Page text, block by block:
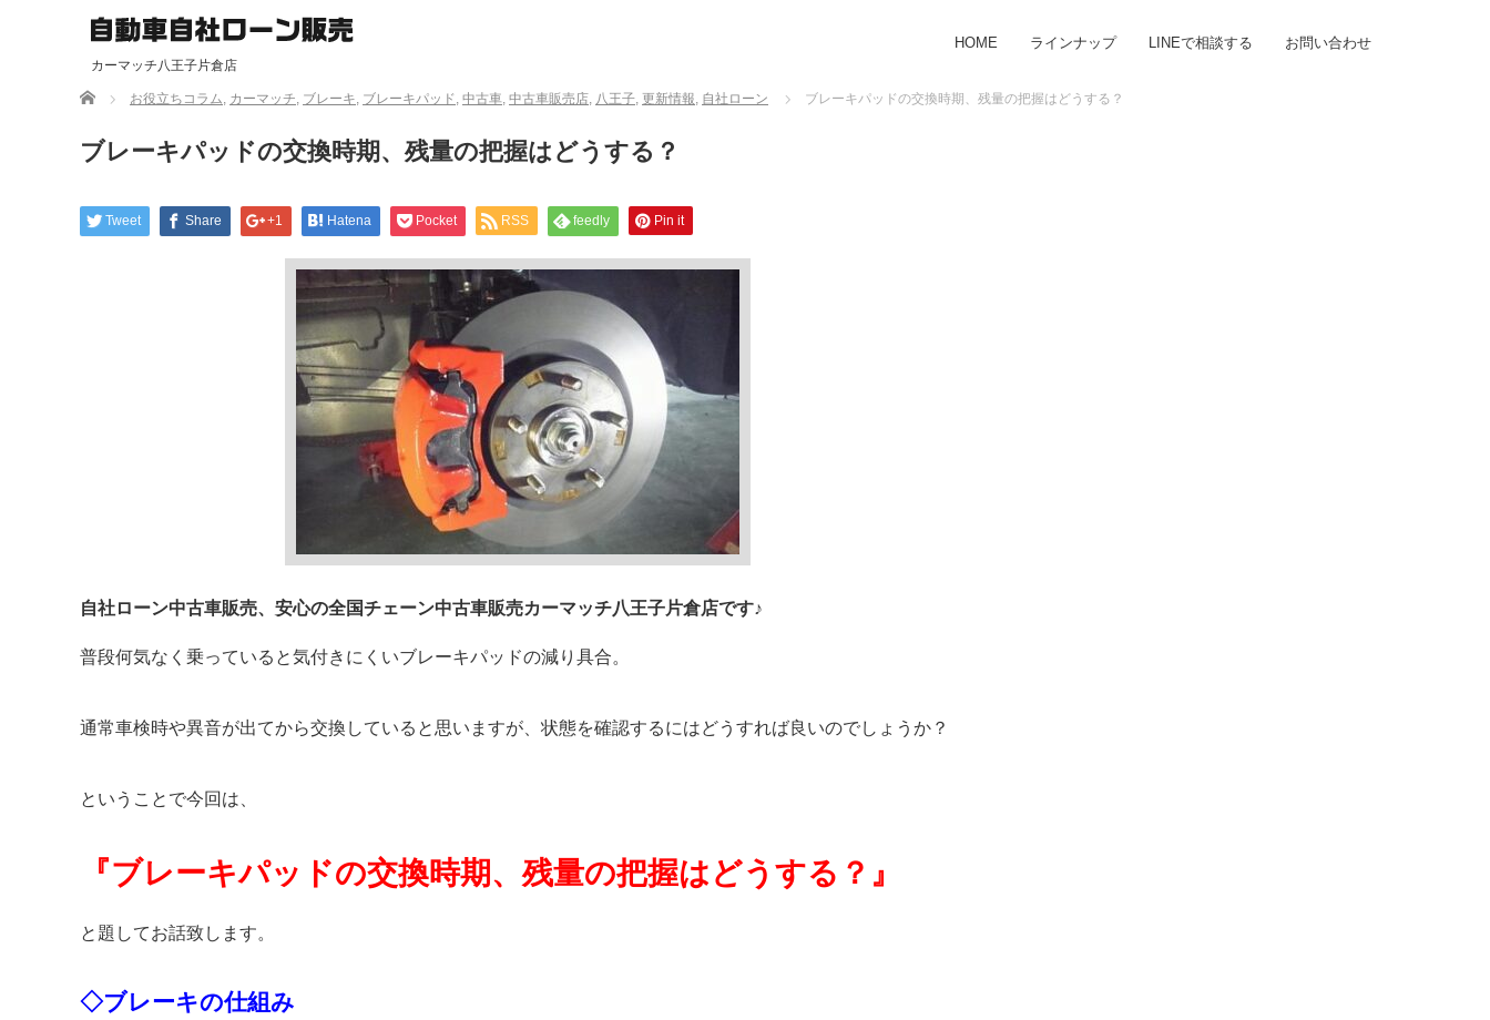
カーマッチ八王子片倉店
HOME ラインナップ LINEで相談する お問い合わせ
Home お役立ちコラム, カーマッチ, ブレーキ, ブレーキパッド, 中古車, 中古車販売店, 八王子, 更新情報, 自社ローン ブレーキパッドの交換時期、残量の把握はどうする？
ブレーキパッドの交換時期、残量の把握はどうする？
Tweet Share +1 Hatena Pocket RSS feedly Pin it
自社ローン中古車販売、安心の全国チェーン中古車販売カーマッチ八王子片倉店です♪
普段何気なく乗っていると気付きにくいブレーキパッドの減り具合。
通常車検時や異音が出てから交換していると思いますが、状態を確認するにはどうすれば良いのでしょうか？
ということで今回は、
『ブレーキパッドの交換時期、残量の把握はどうする？』
と題してお話致します。
◇ブレーキの仕組み